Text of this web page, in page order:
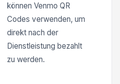
können Venmo QR
Codes verwenden, um
direkt nach der
Dienstleistung bezahlt
zu werden.